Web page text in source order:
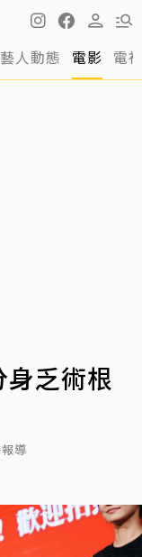
藝人動態 電影 電
乏術根
導